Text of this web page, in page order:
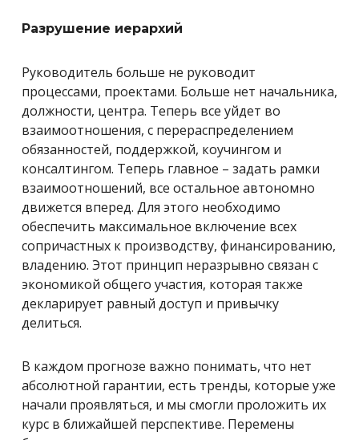
Разрушение иерархий
Руководитель больше не руководит
процессами, проектами. Больше нет начальника,
должности, центра. Теперь все уйдет во
взаимоотношения, с перераспределением
обязанностей, поддержкой, коучингом и
консалтингом. Теперь главное – задать рамки
взаимоотношений, все остальное автономно
движется вперед. Для этого необходимо
обеспечить максимальное включение всех
сопричастных к производству, финансированию,
владению. Этот принцип неразрывно связан с
экономикой общего участия, которая также
декларирует равный доступ и привычку
делиться.
В каждом прогнозе важно понимать, что нет
абсолютной гарантии, есть тренды, которые уже
начали проявляться, и мы смогли проложить их
курс в ближайшей перспективе. Перемены